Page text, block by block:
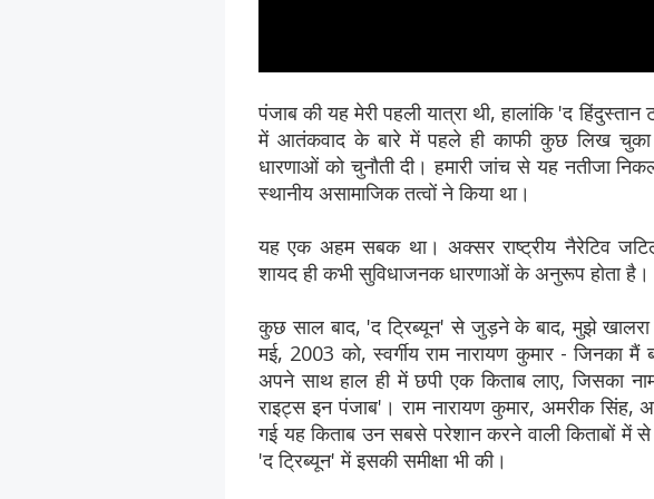
पंजाब की यह मेरी पहली यात्रा थी, हालांकि 'द हिंदुस्तान
में आतंकवाद के बारे में पहले ही काफी कुछ लिख
धारणाओं को चुनौती दी। हमारी जांच से यह नतीजा
स्थानीय असामाजिक तत्वों ने किया था।
यह एक अहम सबक था। अक्सर राष्ट्रीय नैरेटिव
शायद ही कभी सुविधाजनक धारणाओं के अनुरूप होता है।
कुछ साल बाद, 'द ट्रिब्यून' से जुड़ने के बाद, मुझे खालरा
मई, 2003 को, स्वर्गीय राम नारायण कुमार -
अपने साथ हाल ही में छपी एक किताब लाए, जिसका
राइट्स इन पंजाब'। राम नारायण कुमार, अमरीक
गई यह किताब उन सबसे परेशान करने वाली किताबों में
'द ट्रिब्यून' में इसकी समीक्षा भी की।